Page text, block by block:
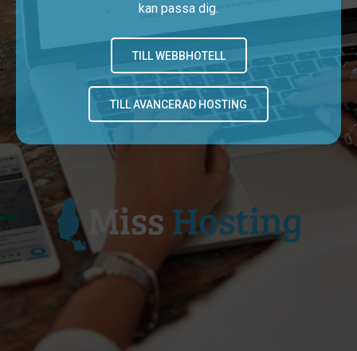
kan passa dig.
TILL WEBBHOTELL
TILL AVANCERAD HOSTING